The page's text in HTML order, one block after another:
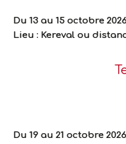
Du 13 au 15 octobre
Lieu : Kereval ou
Du 19 au 21 octobre 2026